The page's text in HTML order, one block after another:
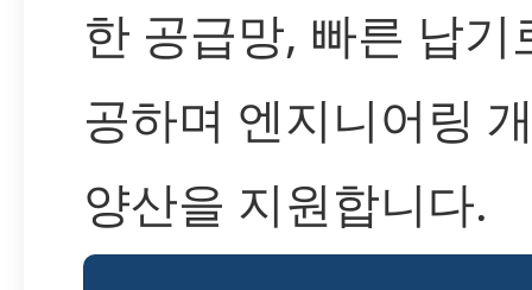
한 공급망, 빠른 납기
공하며 엔지니어링
양산을 지원합니다.